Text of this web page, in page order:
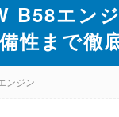
B58エン
性まで徹
ンジン